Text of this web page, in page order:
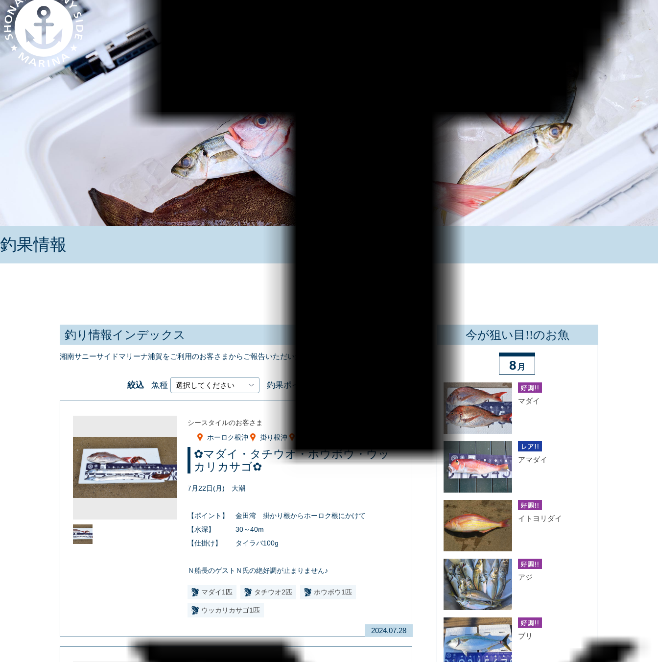
釣果情報
釣り情報インデックス
湘南サニーサイドマリーナ浦賀をご利用のお客さまからご報告いただいた釣果情報をお届けします！
絞込 魚種 釣果ポイント
シースタイルのお客さま
ホーロク根沖
掛り根沖
✿マダイ・タチウオ・ホウボウ・ウッ
カリカサゴ✿
7月22日(月) 大潮
【ポイント】 金田湾 掛かり根からホーロク根にかけて
【水深】 30～40m
【仕掛け】 タイラバ100g
Ｎ船長のゲストＮ氏の絶好調が止まりません♪
マダイ1匹 タチウオ2匹 ホウボウ1匹
ウッカリカサゴ1匹
2024.07.28
今が狙い目!!のお魚
8 月
マダイ
アマダイ
イトヨリダイ
アジ
ブリ